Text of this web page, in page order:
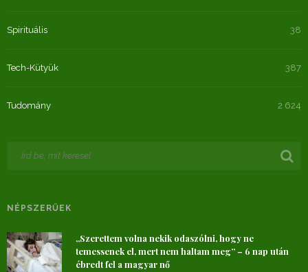
Spirituális 38
Tech-Kütyük 387
Tudomány 2 624
NÉPSZERŰEK
„Szerettem volna nekik odaszólni, hogy ne
temessenek el, mert nem haltam meg” – 6 nap után
ébredt fel a magyar nő